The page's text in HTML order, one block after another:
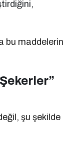
bu maddelerin
şu şekilde